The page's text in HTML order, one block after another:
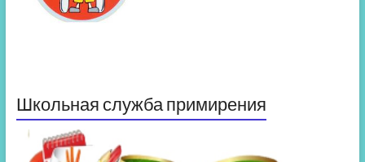
Школьная служба примирения